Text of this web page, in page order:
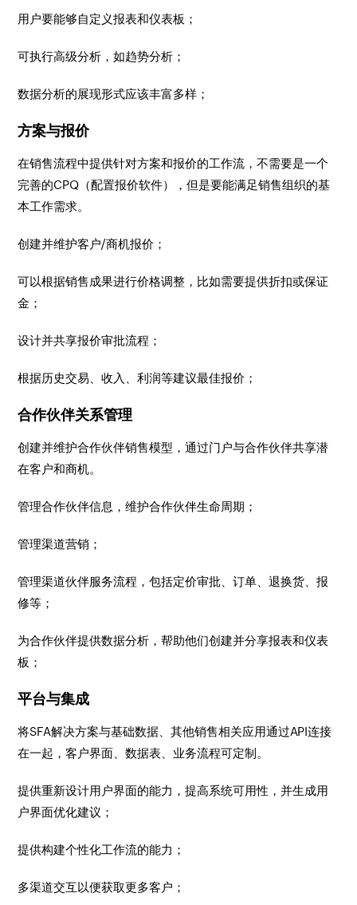
用户要能够自定义报表和仪表板；
可执行高级分析，如趋势分析；
数据分析的展现形式应该丰富多样；
方案与报价
在销售流程中提供针对方案和报价的工作流，不需要是一个
完善的CPQ（配置报价软件），但是要能满足销售组织的基
本工作需求。
创建并维护客户/商机报价；
可以根据销售成果进行价格调整，比如需要提供折扣或保证
金；
设计并共享报价审批流程；
根据历史交易、收入、利润等建议最佳报价；
合作伙伴关系管理
创建并维护合作伙伴销售模型，通过门户与合作伙伴共享潜
在客户和商机。
管理合作伙伴信息，维护合作伙伴生命周期；
管理渠道营销；
管理渠道伙伴服务流程，包括定价审批、订单、退换货、报
修等；
为合作伙伴提供数据分析，帮助他们创建并分享报表和仪表
板；
平台与集成
将SFA解决方案与基础数据、其他销售相关应用通过API连接
在一起，客户界面、数据表、业务流程可定制。
提供重新设计用户界面的能力，提高系统可用性，并生成用
户界面优化建议；
提供构建个性化工作流的能力；
多渠道交互以便获取更多客户；